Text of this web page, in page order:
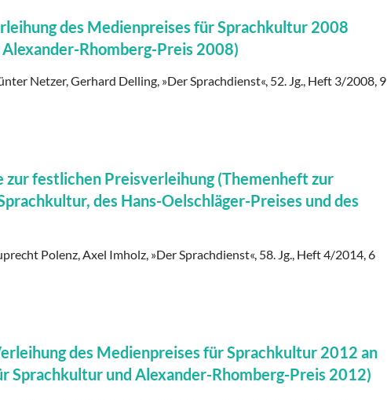
des Medienpreises für Sprachkultur 2008
Rhomberg-Preis 2008)
Netzer, Gerhard Delling, »Der Sprachdienst«, 52. Jg., Heft 3/2008, 9
festlichen Preisverleihung (Themenheft zur
des Hans-Oelschläger-Preises und des
Polenz, Axel Imholz, »Der Sprachdienst«, 58. Jg., Heft 4/2014, 6
des Medienpreises für Sprachkultur 2012 an
Sprachkultur und Alexander-Rhomberg-Preis 2012)